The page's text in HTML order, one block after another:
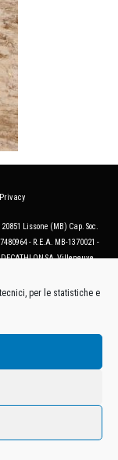
per le statistiche e
Privacy
Lissone (MB) Cap. Soc.
- R.E.A. MB-1370021 -
SA, Villeneuve